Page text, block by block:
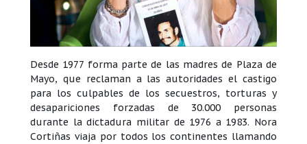
Desde 1977 forma parte de las madres de Plaza de
Mayo, que reclaman a las autoridades el castigo
para los culpables de los secuestros, torturas y
desapariciones forzadas de 30.000 personas
durante la dictadura militar de 1976 a 1983. Nora
Cortiñas viaja por todos los continentes llamando